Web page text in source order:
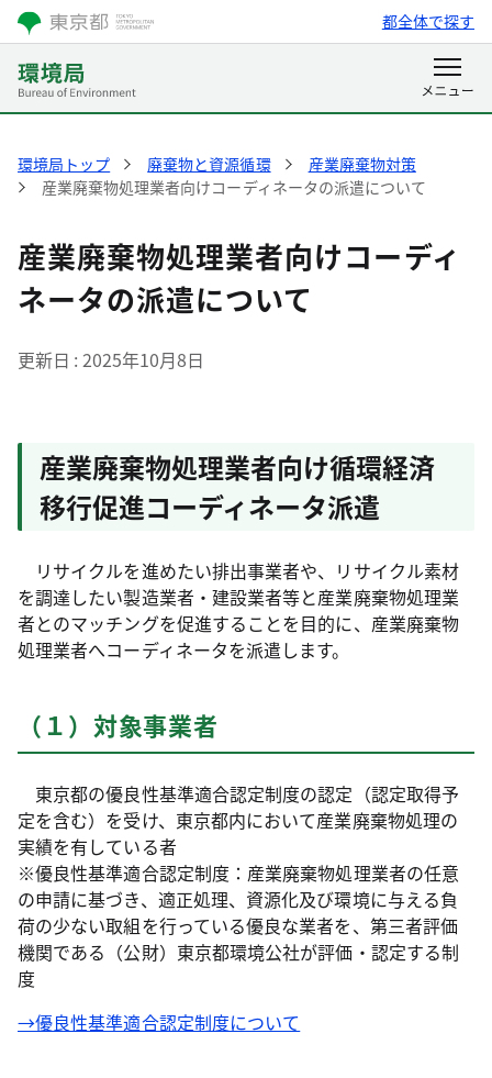
都全体で探す
環境局トップ 廃棄物と資源循環
産業廃棄物対策
産業廃棄物処理業者向けコーディネータの派遣について
産業廃棄物処理業者向けコーディ
ネータの派遣について
更新日 2025年10月8日
産業廃棄物処理業者向け循環経済
移行促進コーディネータ派遣
リサイクルを進めたい排出事業者や、リサイクル素材
を調達したい製造業者・建設業者等と産業廃棄物処理業
者とのマッチングを促進することを目的に、産業廃棄物
処理業者へコーディネータを派遣します。
（１）対象事業者
東京都の優良性基準適合認定制度の認定（認定取得予
定を含む）を受け、東京都内において産業廃棄物処理の
実績を有している者
※優良性基準適合認定制度：産業廃棄物処理業者の任意
の申請に基づき、適正処理、資源化及び環境に与える負
荷の少ない取組を行っている優良な業者を、第三者評価
機関である（公財）東京都環境公社が評価・認定する制
度
→優良性基準適合認定制度について